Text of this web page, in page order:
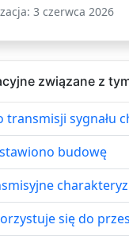
3 czerwca 2026
związane z
transmisji sygnału
budowę
się do